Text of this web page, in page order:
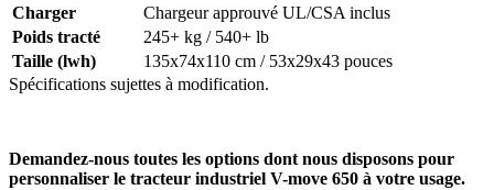
Charger
Chargeur approuvé UL/CSA inclus
Poids tracté
245+ kg / 540+ lb
Taille (lwh)
135x74x110 cm / 53x29x43 pouces
Spécifications sujettes à modification.
Demandez-nous toutes les options dont nous disposons pour
personnaliser le tracteur industriel V-move 650 à votre usage.